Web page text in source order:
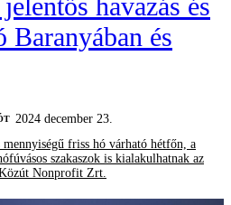
havazás és
Baranyában és
2024 december 23.
mennyiségű friss hó várható hétfőn, a
szakaszok is kialakulhatnak az
Nonprofit Zrt.